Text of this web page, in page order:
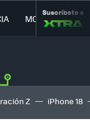
MOVILIDAD
Suscríbete a
Z iPhone 18